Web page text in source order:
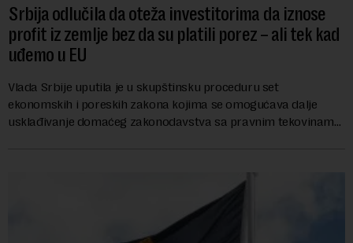
Srbija odlučila da oteža investitorima da iznose
profit iz zemlje bez da su platili porez – ali tek kad
uđemo u EU
Vlada Srbije uputila je u skupštinsku proceduru set
ekonomskih i poreskih zakona kojima se omogućava dalje
usklađivanje domaćeg zakonodavstva sa pravnim tekovinama